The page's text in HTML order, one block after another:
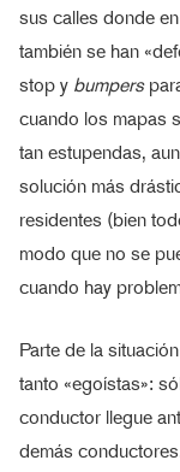
sus calles donde
también se han
stop y bumpers
cuando los mapas
tan estupendas,
solución más
residentes (bien
modo que no se
cuando hay
Parte de la
tanto «egoístas»:
conductor llegue
demás